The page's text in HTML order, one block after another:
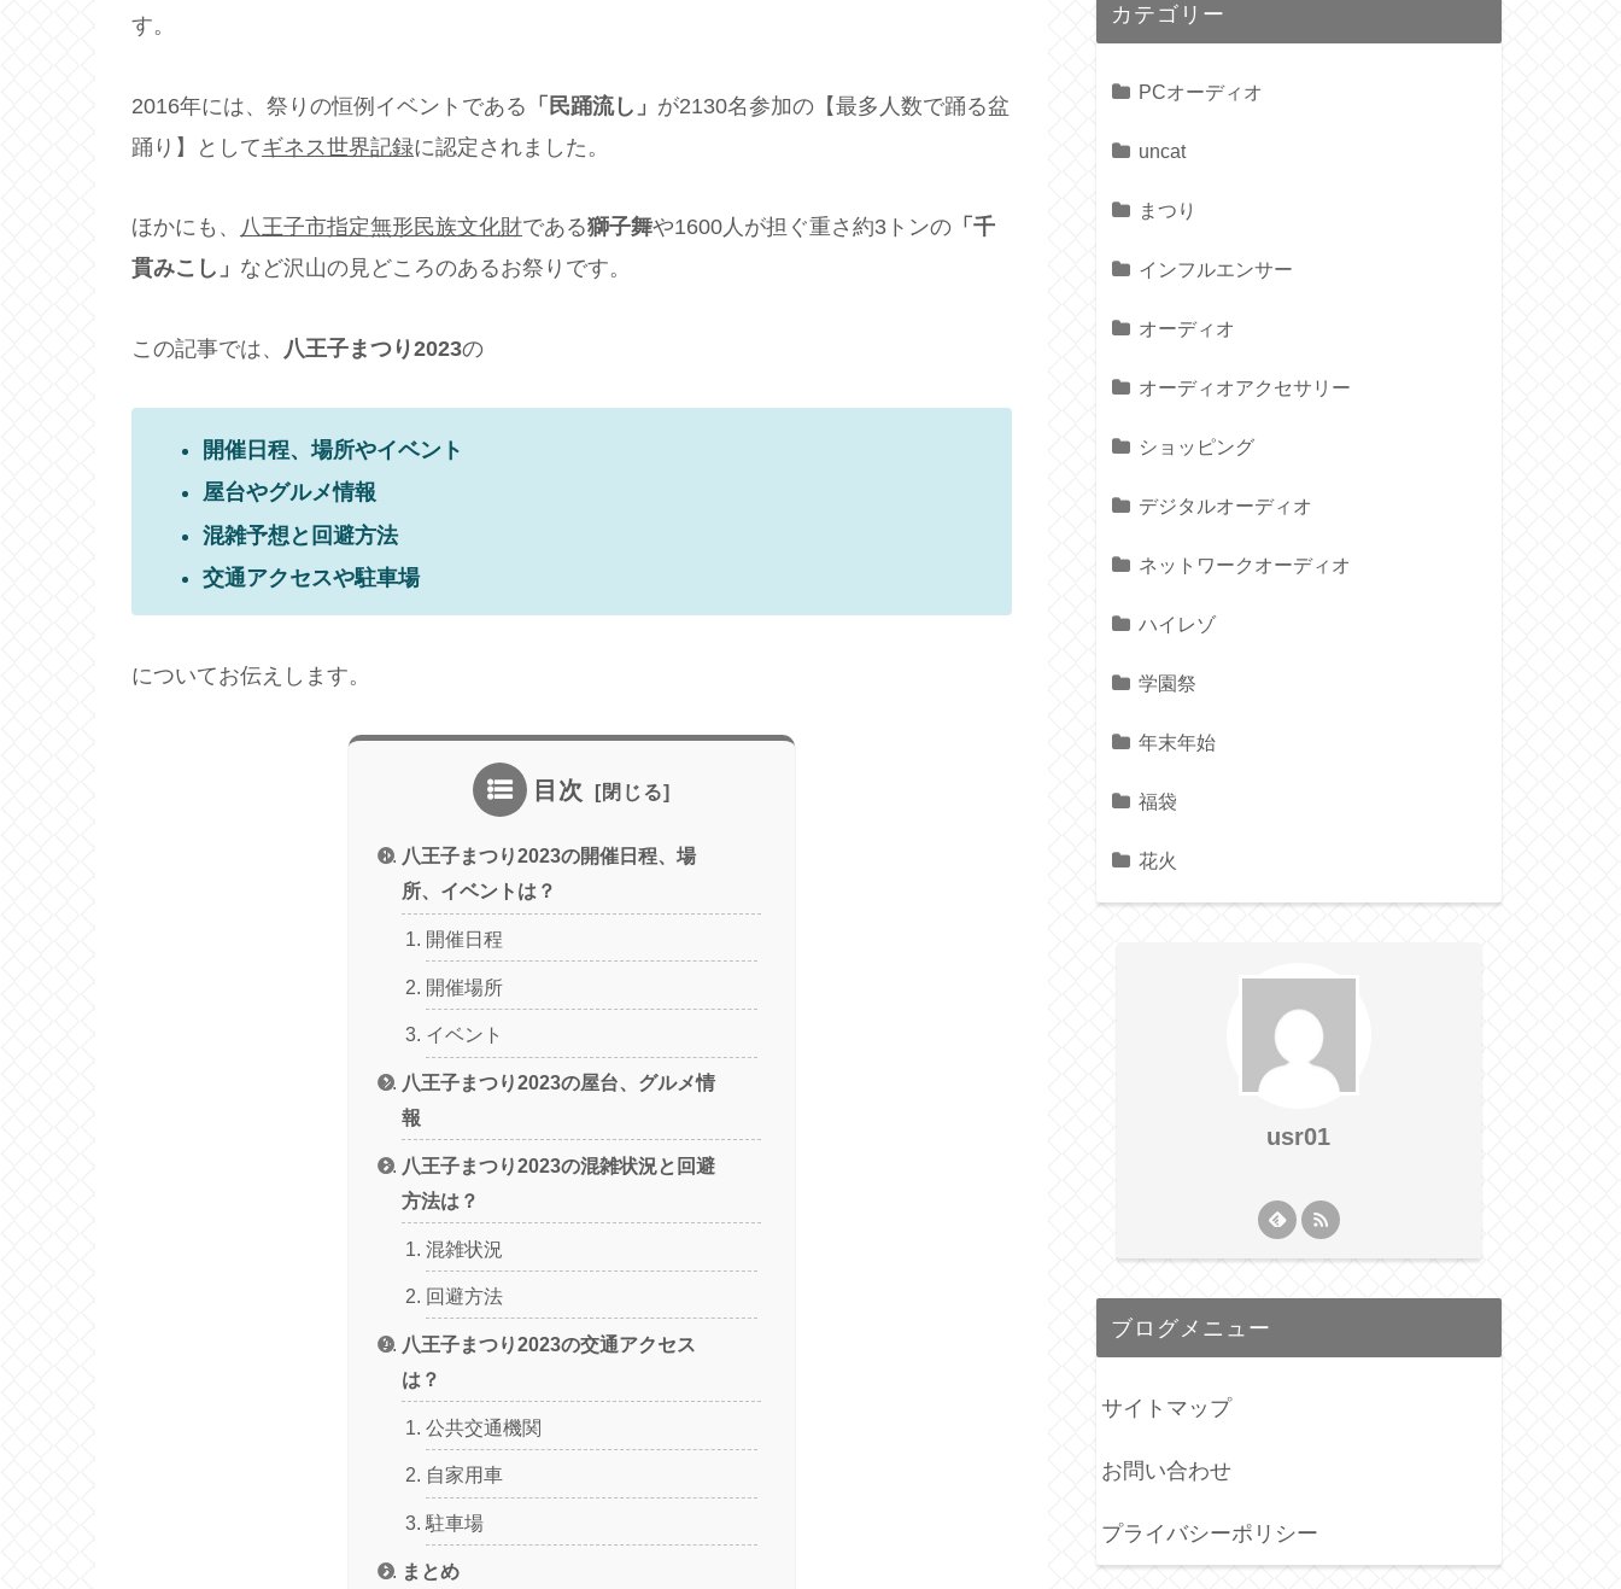
す。
2016年には、祭りの恒例イベントである 「民踊流し」 が2130名参加の【最多人数で踊る盆
踊り】としてギネス世界記録に認定されました。
ほかにも、 八王子市指定無形民族文化財である獅子舞や1600人が担ぐ重さ約3トンの 「千
貫みこし」 など沢山の見どころのあるお祭りです。
この記事では、 八王子まつり2023の
開催日程、場所やイベント
屋台やグルメ情報
混雑予想と回避方法
交通アクセスや駐車場
についてお伝えします。
目次
八王子まつり2023の開催日程、場
所、イベントは？
開催日程
開催場所
イベント
八王子まつり2023の屋台、グルメ情
報
八王子まつり2023の混雑状況と回避
方法は？
混雑状況
回避方法
八王子まつり2023の交通アクセス
は？
公共交通機関
自家用車
駐車場
まとめ
カテゴリー
PCオーディオ
uncat
まつり
インフルエンサー
オーディオ
オーディオアクセサリー
ショッピング
デジタルオーディオ
ネットワークオーディオ
ハイレゾ
学園祭
年末年始
福袋
花火
usr01
ブログメニュー
サイトマップ
お問い合わせ
プライバシーポリシー